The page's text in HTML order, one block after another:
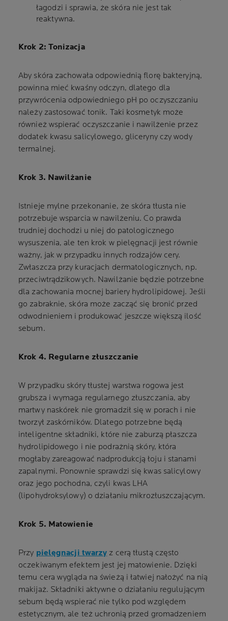
łagodzi i sprawia, że skóra nie jest tak
reaktywna.
Krok 2: Tonizacja
Aby skóra zachowała odpowiednią florę bakteryjną,
powinna mieć kwaśny odczyn, dlatego dla
przywrócenia odpowiedniego pH po oczyszczaniu
należy zastosować tonik. Taki kosmetyk może
również wspierać oczyszczanie i nawilżenie przez
dodatek kwasu salicylowego, gliceryny czy wody
termalnej.
Krok 3. Nawilżanie
Istnieje mylne przekonanie, że skóra tłusta nie
potrzebuje wsparcia w nawilżeniu. Co prawda
trudniej dochodzi u niej do patologicznego
wysuszenia, ale ten krok w pielęgnacji jest równie
ważny, jak w przypadku innych rodzajów cery.
Zwłaszcza przy kuracjach dermatologicznych, np.
przeciwtrądzikowych. Nawilżanie będzie potrzebne
dla zachowania mocnej bariery hydrolipidowej. Jeśli
go zabraknie, skóra może zacząć się bronić przed
odwodnieniem i produkować jeszcze większą ilość
sebum.
Krok 4. Regularne złuszczanie
W przypadku skóry tłustej warstwa rogowa jest
grubsza i wymaga regularnego złuszczania, aby
martwy naskórek nie gromadził się w porach i nie
tworzył zaskórników. Dlatego potrzebne będą
inteligentne składniki, które nie zaburzą płaszcza
hydrolipidowego i nie podrażnią skóry, która
mogłaby zareagować nadprodukcją łoju i stanami
zapalnymi. Ponownie sprawdzi się kwas salicylowy
oraz jego pochodna, czyli kwas LHA
(lipohydroksylowy) o działaniu mikrozłuszczającym.
Krok 5. Matowienie
Przy pielęgnacji twarzy z cerą tłustą często
oczekiwanym efektem jest jej matowienie. Dzięki
temu cera wygląda na świeżą i łatwiej nałożyć na nią
makijaż. Składniki aktywne o działaniu regulującym
sebum będą wspierać nie tylko pod względem
estetycznym, ale też uchronią przed gromadzeniem